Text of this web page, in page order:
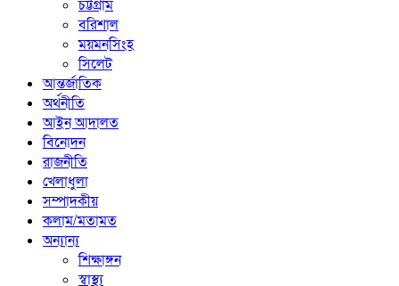
চট্টগ্রাম
বরিশাল
ময়মনসিংহ
সিলেট
আন্তর্জাতিক
অর্থনীতি
আইন আদালত
বিনোদন
রাজনীতি
খেলাধুলা
সম্পাদকীয়
কলাম/মতামত
অন্যান্য
শিক্ষাঙ্গন
স্বাস্থ্য